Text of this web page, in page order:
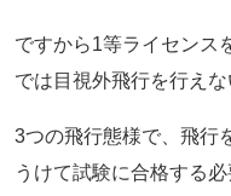
ですから1等ライセンス
では目視外飛行を行えな
3つの飛行態様で、飛行
うけて試験に合格する